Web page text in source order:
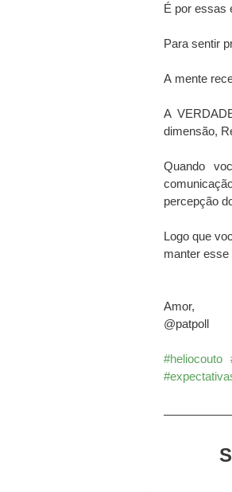
É por essas
Para sentir
A mente
A
dimensão,
Quando
percepção
Logo que
manter esse
Amor,
@patpoll
#heliocouto